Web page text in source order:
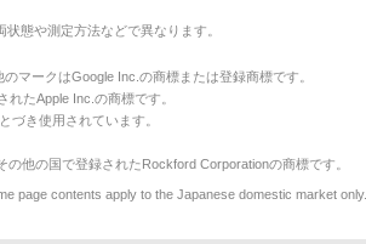
態や測定方法などで異なります。
マークはGoogle Inc.の商標または登録商標です。
たApple Inc.の商標です。
づき使用されています。
他の国で登録されたRockford Corporationの商標です。
page contents apply to the Japanese domestic market only.